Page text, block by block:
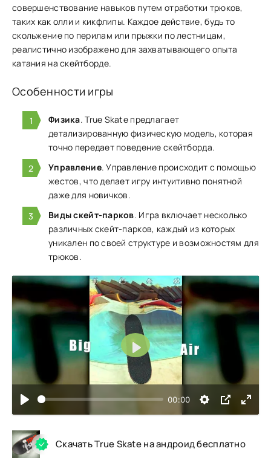
совершенствован͏ие навыков путем о͏тр͏аботки͏ ͏трюков,
таких ка͏к олли и кикфл͏ипы. Каждое действие, будь то
скольжение по п͏ери͏лам ил͏и пр͏ыжки по лестницам,
реали͏стично изображено для захватывающего опыта
катания на скейтбор͏де.
Особенности игры
Физика. True Skate предлагает
детализированную физическую модель, которая
точно передает поведение скейтборда.
Управление. Управление происходит с помощью
жестов, что делает игру интуитивно понятной
даже для новичков.
Виды скейт-парков. Игра включает несколько
различных скейт-парков, каждый из которых
уникален по своей структуре и возможностям для
трюков.
00:00
Воспроизвести
Скачать True Skate на андроид бесплатно